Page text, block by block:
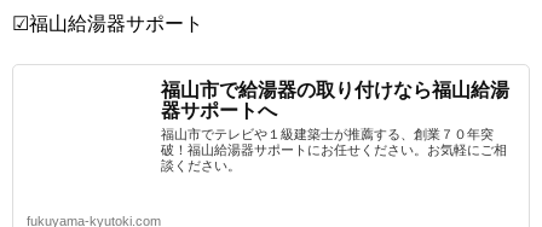
☑福山給湯器サポート
福山市で給湯器の取り付けなら福山給湯
器サポートへ
福山市でテレビや１級建築士が推薦する、創業７０年突
破！福山給湯器サポートにお任せください。お気軽にご相
談ください。
fukuyama-kyutoki.com